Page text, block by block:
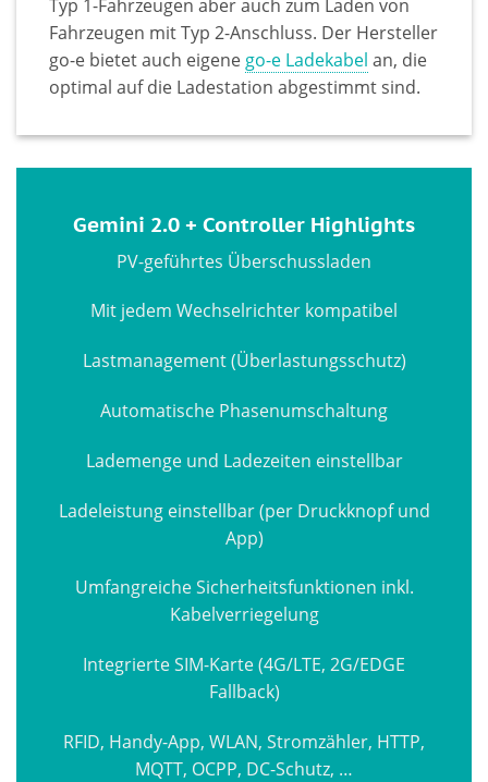
Typ 1-Fahrzeugen aber auch zum Laden von
Fahrzeugen mit Typ 2-Anschluss. Der Hersteller
go-e bietet auch eigene go-e Ladekabel an, die
optimal auf die Ladestation abgestimmt sind.
Gemini 2.0 + Controller Highlights
PV-geführtes Überschussladen
Mit jedem Wechselrichter kompatibel
Lastmanagement (Überlastungsschutz)
Automatische Phasenumschaltung
Lademenge und Ladezeiten einstellbar
Ladeleistung einstellbar (per Druckknopf und
App)
Umfangreiche Sicherheitsfunktionen inkl.
Kabelverriegelung
Integrierte SIM-Karte (4G/LTE, 2G/EDGE
Fallback)
RFID, Handy-App, WLAN, Stromzähler, HTTP,
MQTT, OCPP, DC-Schutz, …